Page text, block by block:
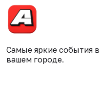
Самые яркие события в
вашем городе.